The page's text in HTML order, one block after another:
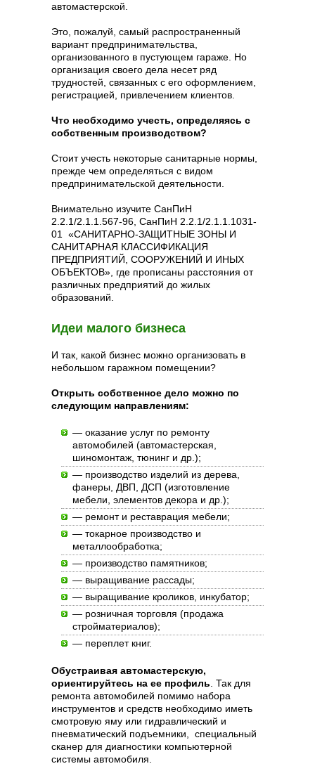
автомастерской.
Это, пожалуй, самый распространенный
вариант предпринимательства,
организованного в пустующем гараже. Но
организация своего дела несет ряд
трудностей, связанных с его оформлением,
регистрацией, привлечением клиентов.
Что необходимо учесть, определяясь с
собственным производством?
Стоит учесть некоторые санитарные нормы,
прежде чем определяться с видом
предпринимательской деятельности.
Внимательно изучите СанПиН
2.2.1/2.1.1.567-96, СанПиН 2.2.1/2.1.1.1031-
01 «САНИТАРНО-ЗАЩИТНЫЕ ЗОНЫ И
САНИТАРНАЯ КЛАССИФИКАЦИЯ
ПРЕДПРИЯТИЙ, СООРУЖЕНИЙ И ИНЫХ
ОБЪЕКТОВ», где прописаны расстояния от
различных предприятий до жилых
образований.
Идеи малого бизнеса
И так, какой бизнес можно организовать в
небольшом гаражном помещении?
Открыть собственное дело можно по
следующим направлениям:
— оказание услуг по ремонту
автомобилей (автомастерская,
шиномонтаж, тюнинг и др.);
— производство изделий из дерева,
фанеры, ДВП, ДСП (изготовление
мебели, элементов декора и др.);
— ремонт и реставрация мебели;
— токарное производство и
металлообработка;
— производство памятников;
— выращивание рассады;
— выращивание кроликов, инкубатор;
— розничная торговля (продажа
стройматериалов);
— переплет книг.
Обустраивая автомастерскую,
ориентируйтесь на ее профиль . Так для
ремонта автомобилей помимо набора
инструментов и средств необходимо иметь
смотровую яму или гидравлический и
пневматический подъемники, специальный
сканер для диагностики компьютерной
системы автомобиля.